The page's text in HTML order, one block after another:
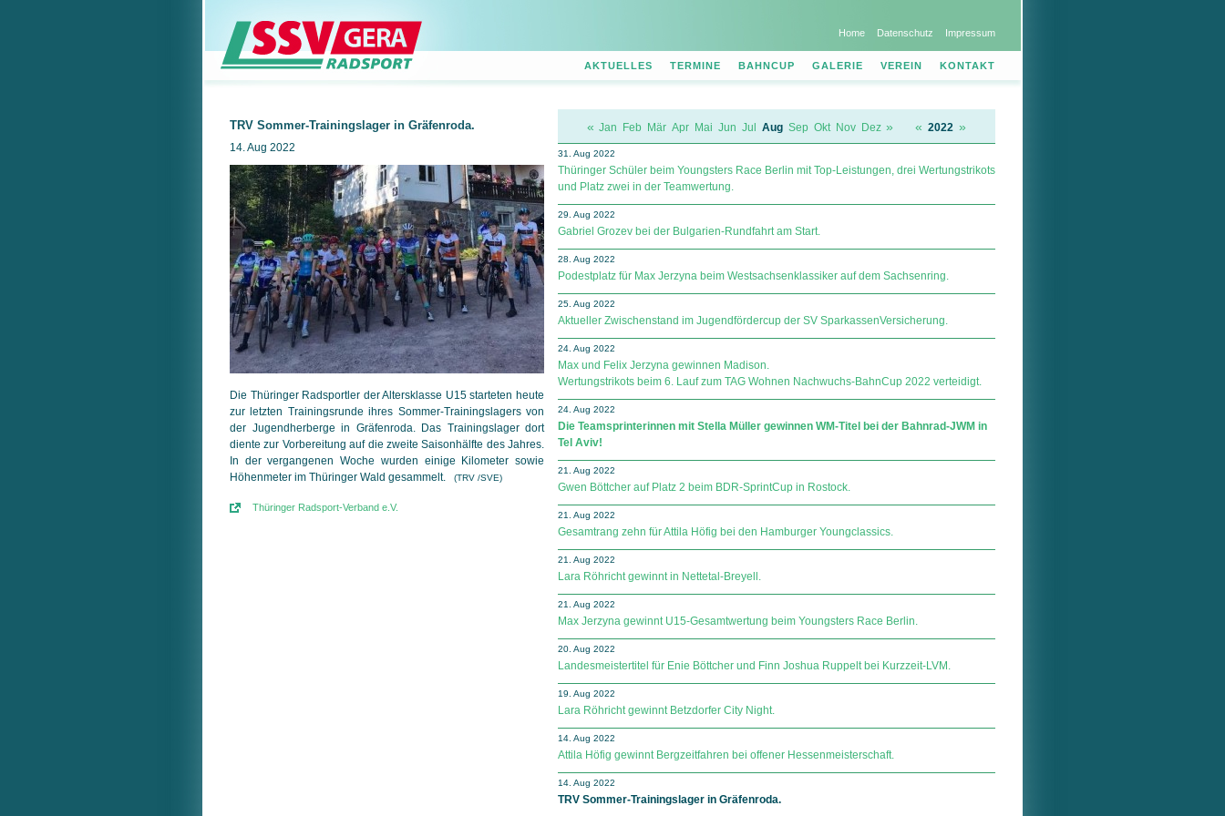
Home Datenschutz Impressum
AKTUELLES TERMINE BAHNCUP GALERIE VEREIN KONTAKT
TRV Sommer-Trainingslager in Gräfenroda.
14. Aug 2022
Die Thüringer Radsportler der Altersklasse U15 starteten heute
zur letzten Trainingsrunde ihres Sommer-Trainings­lagers von
der Jugendherberge in Gräfenroda. Das Trainingslager dort
diente zur Vorbereitung auf die zweite Saisonhälfte des Jahres.
In der vergangenen Woche wurden einige Kilometer sowie
Höhenmeter im Thüringer Wald gesammelt.
(TRV /SVE)
Thüringer Radsport-Verband e.V.
« Jan Feb Mär Apr Mai Jun Jul Aug Sep Okt Nov Dez » « 2022 »
31. Aug 2022
Thüringer Schüler beim Youngsters Race Berlin mit Top-Leistungen, drei Wertungstrikots
und Platz zwei in der Teamwertung.
29. Aug 2022
Gabriel Grozev bei der Bulgarien-Rundfahrt am Start.
28. Aug 2022
Podestplatz für Max Jerzyna beim Westsachsenklassiker auf dem Sachsenring.
25. Aug 2022
Aktueller Zwischenstand im Jugendfördercup der SV Spar­kas­sen­Ver­si­che­rung.
24. Aug 2022
Max und Felix Jerzyna gewinnen Madison.
Wertungstrikots beim 6. Lauf zum TAG Wohnen Nachwuchs-BahnCup 2022 verteidigt.
24. Aug 2022
Die Teamsprinterinnen mit Stella Müller gewinnen WM-Titel bei der Bahnrad-JWM in
Tel Aviv!
21. Aug 2022
Gwen Böttcher auf Platz 2 beim BDR-SprintCup in Rostock.
21. Aug 2022
Gesamtrang zehn für Attila Höfig bei den Hamburger Youngclassics.
21. Aug 2022
Lara Röhricht gewinnt in Nettetal-Breyell.
21. Aug 2022
Max Jerzyna gewinnt U15-Gesamtwertung beim Youngsters Race Berlin.
20. Aug 2022
Landesmeistertitel für Enie Böttcher und Finn Joshua Ruppelt bei Kurzzeit-LVM.
19. Aug 2022
Lara Röhricht gewinnt Betzdorfer City Night.
14. Aug 2022
Attila Höfig gewinnt Bergzeitfahren bei offener Hessenmeisterschaft.
14. Aug 2022
TRV Sommer-Trainingslager in Gräfenroda.